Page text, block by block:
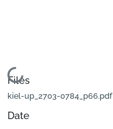
Loading...
Files
kiel-up_2703-0784_p66.pdf
Date